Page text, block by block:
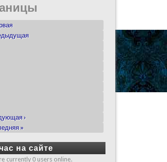
›
»
на сайте
currently 0 users online.